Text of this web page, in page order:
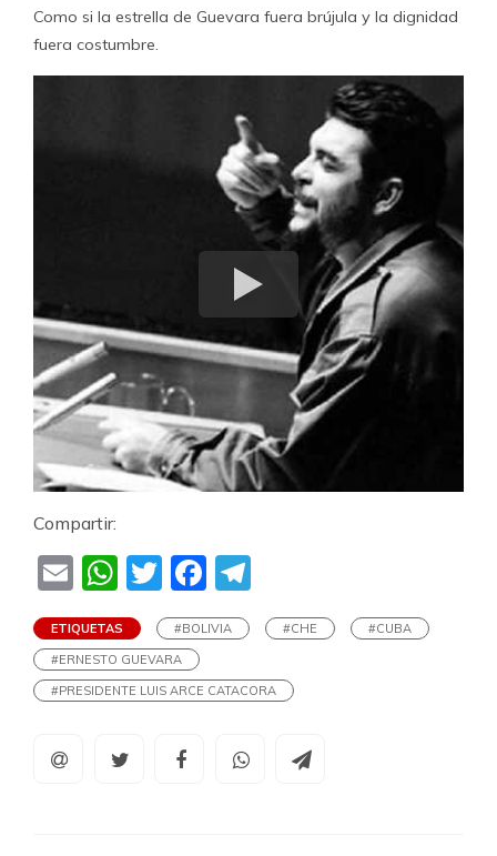
Como si la estrella de Guevara fuera brújula y la dignidad
fuera costumbre.
Compartir:
EmailWhatsApp
TwitterFacebook
ETIQUETAS #BOLIVIA #CHE
#CUBA
#ERNESTO GUEVARA
#PRESIDENTE LUIS ARCE CATACORA